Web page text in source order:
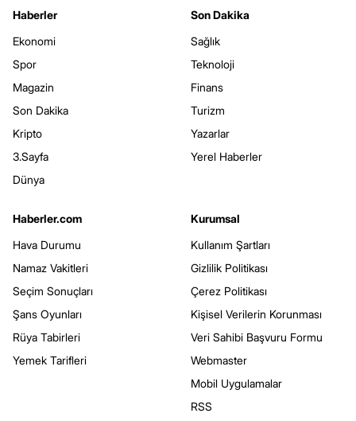
Haberler
Ekonomi
Spor
Magazin
Son Dakika
Kripto
3.Sayfa
Dünya
Son Dakika
Sağlık
Teknoloji
Finans
Turizm
Yazarlar
Yerel Haberler
Haberler.com
Hava Durumu
Namaz Vakitleri
Seçim Sonuçları
Şans Oyunları
Rüya Tabirleri
Yemek Tarifleri
Kurumsal
Kullanım Şartları
Gizlilik Politikası
Çerez Politikası
Kişisel Verilerin Korunması
Veri Sahibi Başvuru Formu
Webmaster
Mobil Uygulamalar
RSS